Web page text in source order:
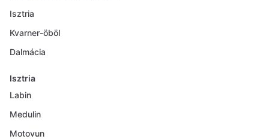
Isztria
Kvarner-öböl
Dalmácia
Isztria
Labin
Medulin
Motovun